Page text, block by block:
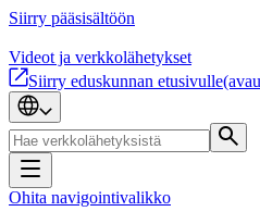
Siirry pääsisältöön
Videot ja verkkolähetykset
Siirry eduskunnan etusivulle
Ohita navigointivalikko